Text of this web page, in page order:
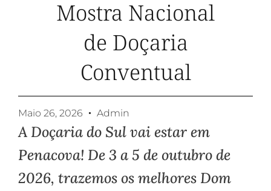
Mostra Nacional
de Doçaria
Conventual
Maio 26, 2026 Admin
A Doçaria do Sul vai estar em
Penacova! De 3 a 5 de outubro de
2026, trazemos os melhores Dom